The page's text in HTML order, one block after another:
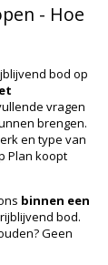
- Hoe
bod op
vragen
brengen.
en type van
Plan koopt
binnen een
bod.
? Geen